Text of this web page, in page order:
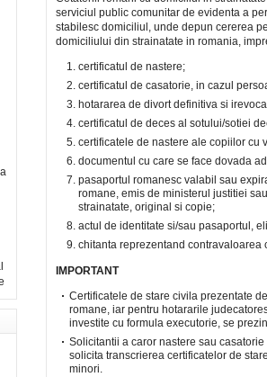
serviciul public comunitar de evidenta a
stabilesc domiciliul, unde depun cererea
domiciliului din strainatate in romania,
certificatul de nastere;
certificatul de casatorie, in cazul
hotararea de divort definitiva si
certificatul de deces al sotului/sotiei
certificatele de nastere ale copiilor cu
documentul cu care se face dovada
pasaportul romanesc valabil sau
romane, emis de ministerul justitiei
strainatate, original si copie;
actul de identitate si/sau pasaportul,
chitanta reprezentand
IMPORTANT
Certificatele de stare civila prezentate
romane, iar pentru hotararile
investite cu formula executorie, se
Solicitantii a caror nastere sau
solicita transcrierea certificatelor de
minori.